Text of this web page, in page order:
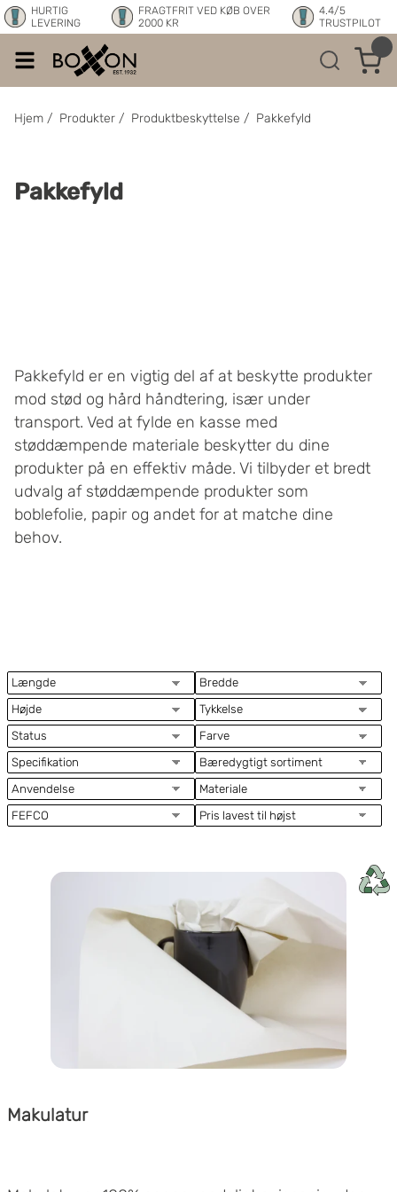
HURTIG
LEVERING
FRAGTFRIT VED KØB OVER
2000 KR
4.4/5
TRUSTPILOT
Hjem / Produkter / Produktbeskyttelse / Pakkefyld
Pakkefyld
Pakkefyld er en vigtig del af at beskytte produkter
mod stød og hård håndtering, især under
transport. Ved at fylde en kasse med
støddæmpende materiale beskytter du dine
produkter på en effektiv måde. Vi tilbyder et bredt
udvalg af støddæmpende produkter som
boblefolie, papir og andet for at matche dine
behov.
Makulatur